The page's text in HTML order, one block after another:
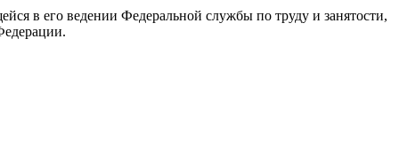
в его ведении Федеральной службы по труду и занятости,